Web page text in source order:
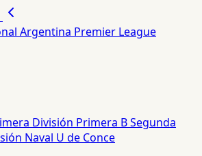
Argentina Premier League
División Primera BSegunda
Naval U de Conce